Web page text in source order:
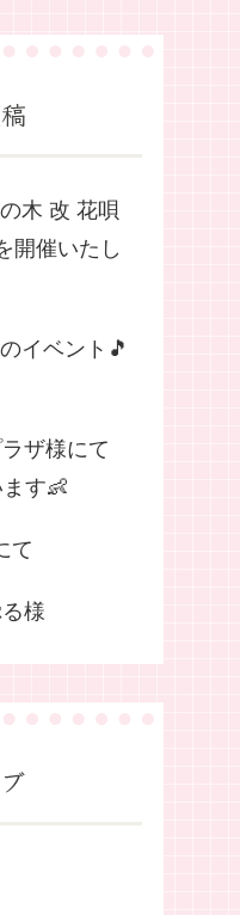
木 改 花唄
開催いたし
イベント🎵
ザ様にて
す👶
て
様